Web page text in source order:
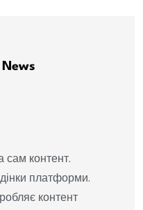
сам контент.
платформи.
контент